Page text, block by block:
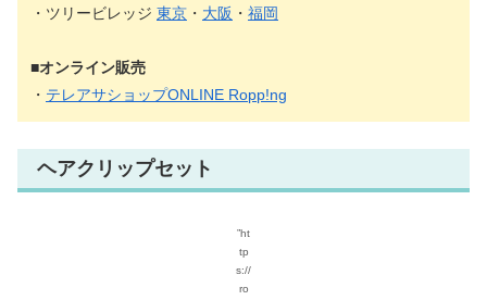
・ツリービレッジ 東京 ・ 大阪 ・ 福岡
■オンライン販売
・ テレアサショップONLINE Ropp!ng
ヘアクリップセット
”ht
tp
s://
ro